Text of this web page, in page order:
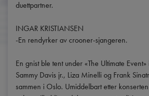
duettpartner.
INGAR KRISTIANSEN
-En rendyrker av crooner-sjangeren.
En gnist ble tent under «The Ultimate
Sammy Davis jr., Liza Minelli og Frank
sammen i Oslo. Umiddelbart etter